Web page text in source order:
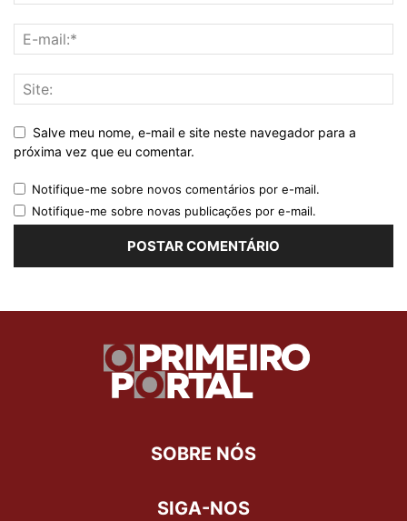
Salve meu nome, e-mail e site neste navegador para a
próxima vez que eu comentar.
Notifique-me sobre novos comentários por e-mail.
Notifique-me sobre novas publicações por e-mail.
SOBRE NÓS
SIGA-NOS